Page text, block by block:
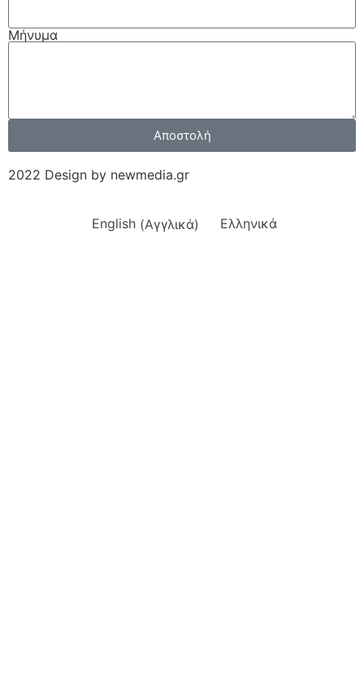
Μήνυμα
Αποστολή
2022 Design by newmedia.gr
English (Αγγλικά) Ελληνικά